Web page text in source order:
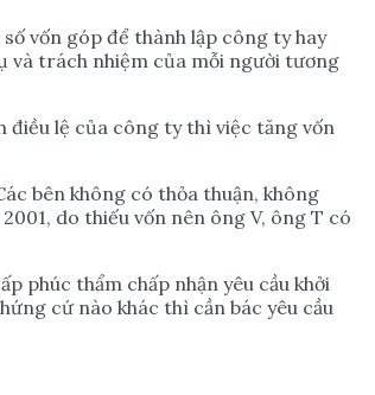
vốn góp để thành lập công ty hay
và trách nhiệm của mỗi người tương
điều lệ của công ty thì việc tăng vốn
bên không có thỏa thuận, không
do thiếu vốn nên ông V, ông T có
phúc thẩm chấp nhận yêu cầu khởi
cứ nào khác thì cần bác yêu cầu